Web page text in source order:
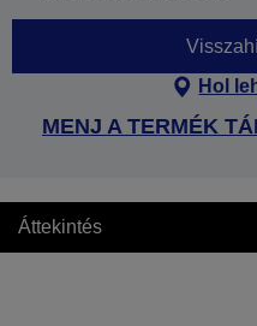
Hol
MENJ A TERMÉK
Áttekintés